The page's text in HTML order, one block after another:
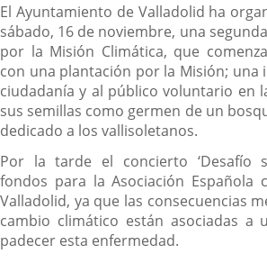
El Ayuntamiento de Valladolid ha
sábado, 16 de noviembre, una
por la Misión Climática, que
con una plantación por la Misión; una
ciudadanía y al público voluntario en
sus semillas como germen de un
dedicado a los vallisoletanos.
Por la tarde el concierto ‘Desafío
fondos para la Asociación Española
Valladolid, ya que las consecuencias
cambio climático están asociadas a
padecer esta enfermedad.